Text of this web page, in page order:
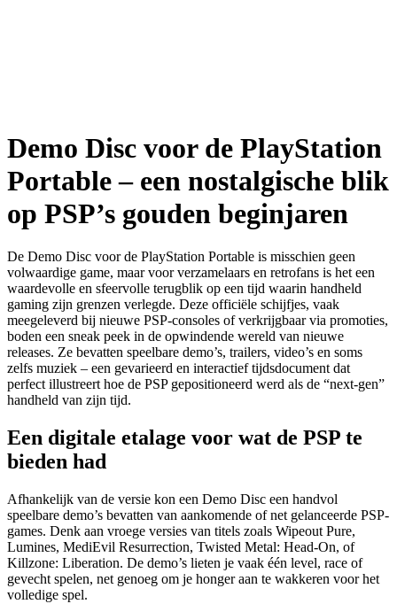
Demo Disc voor de PlayStation
Portable – een nostalgische blik
op PSP’s gouden beginjaren
De Demo Disc voor de PlayStation Portable is misschien geen
volwaardige game, maar voor verzamelaars en retrofans is het een
waardevolle en sfeervolle terugblik op een tijd waarin handheld
gaming zijn grenzen verlegde. Deze officiële schijfjes, vaak
meegeleverd bij nieuwe PSP-consoles of verkrijgbaar via promoties,
boden een sneak peek in de opwindende wereld van nieuwe
releases. Ze bevatten speelbare demo’s, trailers, video’s en soms
zelfs muziek – een gevarieerd en interactief tijdsdocument dat
perfect illustreert hoe de PSP gepositioneerd werd als de “next-gen”
handheld van zijn tijd.
Een digitale etalage voor wat de PSP te
bieden had
Afhankelijk van de versie kon een Demo Disc een handvol
speelbare demo’s bevatten van aankomende of net gelanceerde PSP-
games. Denk aan vroege versies van titels zoals Wipeout Pure,
Lumines, MediEvil Resurrection, Twisted Metal: Head-On, of
Killzone: Liberation. De demo’s lieten je vaak één level, race of
gevecht spelen, net genoeg om je honger aan te wakkeren voor het
volledige spel.